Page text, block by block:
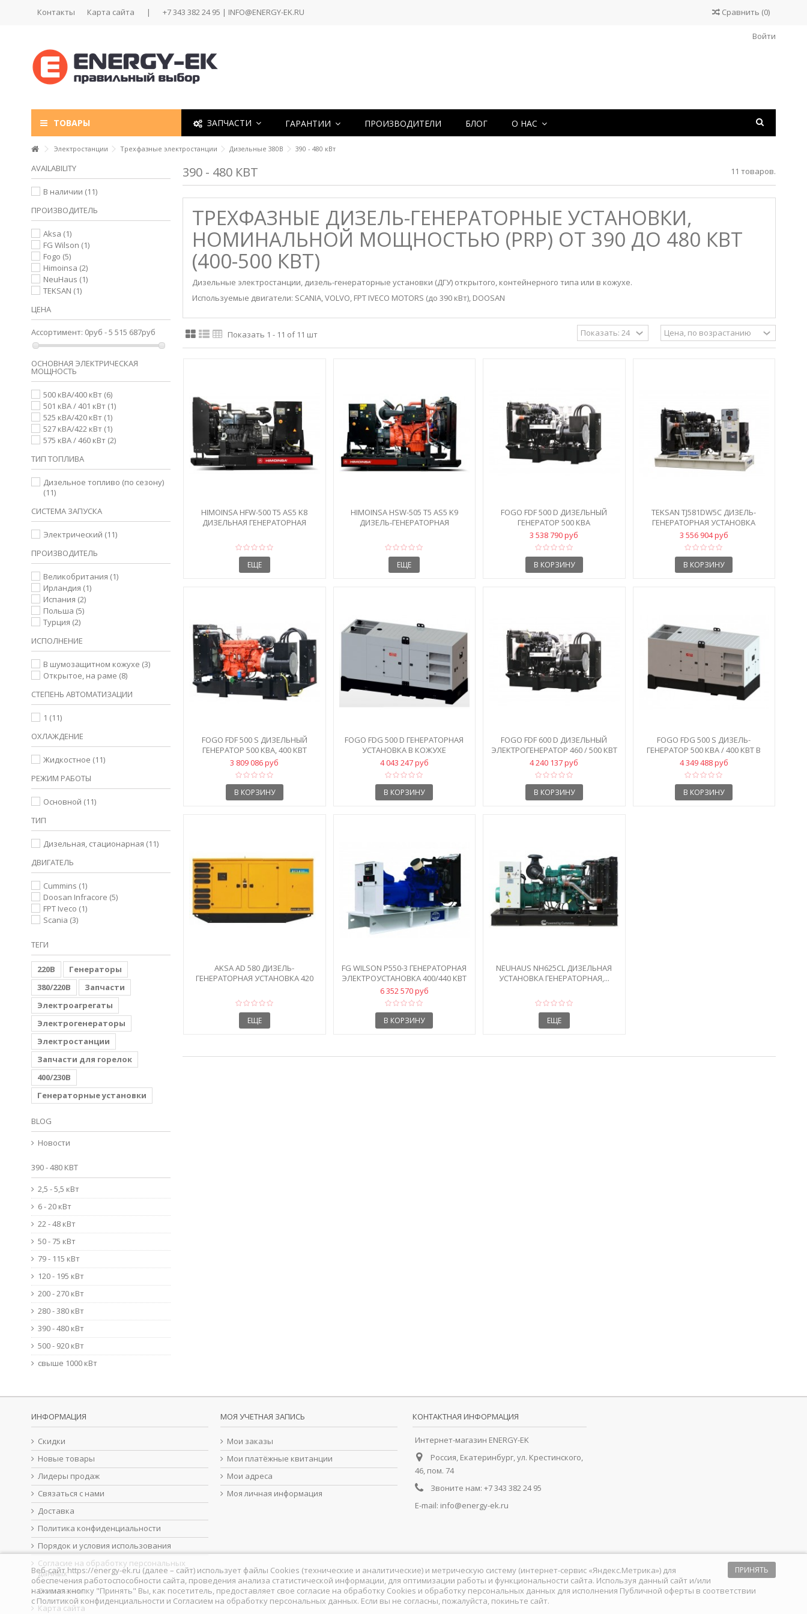
Контакты Карта сайта | +7 343 382 24 95 | INFO@ENERGY-EK.RU Сравнить (0)
Войти
ТОВАРЫ ЗАПЧАСТИ ГАРАНТИИ ПРОИЗВОДИТЕЛИ БЛОГ О НАС
Электростанции Трехфазные электростанции Дизельные 380В 390 - 480 кВт
390 - 480 КВТ 11 товаров.
ТРЕХФАЗНЫЕ ДИЗЕЛЬ-ГЕНЕРАТОРНЫЕ УСТАНОВКИ,
НОМИНАЛЬНОЙ МОЩНОСТЬЮ (PRP) ОТ 390 ДО 480 КВТ
(400-500 КВТ)
Дизельные электростанции, дизель-генераторные установки (ДГУ) открытого, контейнерного типа или в кожухе.
Используемые двигатели: SCANIA, VOLVO, FPT IVECO MOTORS (до 390 кВт), DOOSAN
Показать 1 - 11 of 11 шт
HIMOINSA HFW-500 T5 AS5 K8
ДИЗЕЛЬНАЯ ГЕНЕРАТОРНАЯ
ЕЩЕ
HIMOINSA HSW-505 T5 AS5 K9
ДИЗЕЛЬ-ГЕНЕРАТОРНАЯ
ЕЩЕ
FOGO FDF 500 D ДИЗЕЛЬНЫЙ
ГЕНЕРАТОР 500 КВА
3 538 790 руб
В КОРЗИНУ
TEKSAN TJ581DW5C ДИЗЕЛЬ-
ГЕНЕРАТОРНАЯ УСТАНОВКА
3 556 904 руб
В КОРЗИНУ
FOGO FDF 500 S ДИЗЕЛЬНЫЙ
ГЕНЕРАТОР 500 КВА, 400 КВТ
3 809 086 руб
В КОРЗИНУ
FOGO FDG 500 D ГЕНЕРАТОРНАЯ
УСТАНОВКА В КОЖУХЕ
4 043 247 руб
В КОРЗИНУ
FOGO FDF 600 D ДИЗЕЛЬНЫЙ
ЭЛЕКТРОГЕНЕРАТОР 460 / 500 КВТ
4 240 137 руб
В КОРЗИНУ
FOGO FDG 500 S ДИЗЕЛЬ-
ГЕНЕРАТОР 500 КВА / 400 КВТ В
КОЖУХЕ
4 349 488 руб
В КОРЗИНУ
AKSA AD 580 ДИЗЕЛЬ-
ГЕНЕРАТОРНАЯ УСТАНОВКА 420
ЕЩЕ
FG WILSON P550-3 ГЕНЕРАТОРНАЯ
ЭЛЕКТРОУСТАНОВКА 400/440 КВТ
6 352 570 руб
В КОРЗИНУ
NEUHAUS NH625CL ДИЗЕЛЬНАЯ
УСТАНОВКА ГЕНЕРАТОРНАЯ,...
ЕЩЕ
AVAILABILITY
В наличии (11)
ПРОИЗВОДИТЕЛЬ
Aksa (1)
FG Wilson (1)
Fogo (5)
Himoinsa (2)
NeuHaus (1)
TEKSAN (1)
ЦЕНА
Ассортимент: 0руб - 5 515 687руб
ОСНОВНАЯ ЭЛЕКТРИЧЕСКАЯ
МОЩНОСТЬ
500 кВА/400 кВт (6)
501 кВА / 401 кВт (1)
525 кВА/420 кВт (1)
527 кВА/422 кВт (1)
575 кВА / 460 кВт (2)
ТИП ТОПЛИВА
Дизельное топливо (по сезону)
(11)
СИСТЕМА ЗАПУСКА
Электрический (11)
ПРОИЗВОДИТЕЛЬ
Великобритания (1)
Ирландия (1)
Испания (2)
Польша (5)
Турция (2)
ИСПОЛНЕНИЕ
В шумозащитном кожухе (3)
Открытое, на раме (8)
СТЕПЕНЬ АВТОМАТИЗАЦИИ
1 (11)
ОХЛАЖДЕНИЕ
Жидкостное (11)
РЕЖИМ РАБОТЫ
Основной (11)
ТИП
Дизельная, стационарная (11)
ДВИГАТЕЛЬ
Cummins (1)
Doosan Infracore (5)
FPT Iveco (1)
Scania (3)
ТЕГИ
220В
Генераторы
380/220В
Запчасти
Электроагрегаты
Электрогенераторы
Электростанции
Запчасти для горелок
400/230В
Генераторные установки
BLOG
Новости
390 - 480 КВТ
2,5 - 5,5 кВт
6 - 20 кВт
22 - 48 кВт
50 - 75 кВт
79 - 115 кВт
120 - 195 кВт
200 - 270 кВт
280 - 380 кВт
390 - 480 кВт
500 - 920 кВт
свыше 1000 кВт
ИНФОРМАЦИЯ
Скидки
Новые товары
Лидеры продаж
Связаться с нами
Доставка
Политика конфиденциальности
Порядок и условия использования
Согласие на обработку персональных
данных
О компании
Карта сайта
МОЯ УЧЕТНАЯ ЗАПИСЬ
Мои заказы
Мои платёжные квитанции
Мои адреса
Моя личная информация
КОНТАКТНАЯ ИНФОРМАЦИЯ
Интернет-магазин ENERGY-EK
Россия, Екатеринбург, ул. Крестинского,
46, пом. 74
Звоните нам: +7 343 382 24 95
E-mail: info@energy-ek.ru
ПРИНЯТЬ
Веб-сайт https://energy-ek.ru (далее – сайт) использует файлы Cookies (технические и аналитические) и метрическую систему (интернет-сервис «Яндекс.Метрика») для
обеспечения работоспособности сайта, проведения анализа статистической информации, для оптимизации работы и функциональности сайта. Используя данный сайт и/или
нажимая кнопку "Принять" Вы, как посетитель, предоставляет свое согласие на обработку Сookies и обработку персональных данных для исполнения Публичной оферты в соответствии
сПолитикой конфиденциальности и Согласием на обработку персональных данных. Если вы не согласны, пожалуйста, покиньте сайт.